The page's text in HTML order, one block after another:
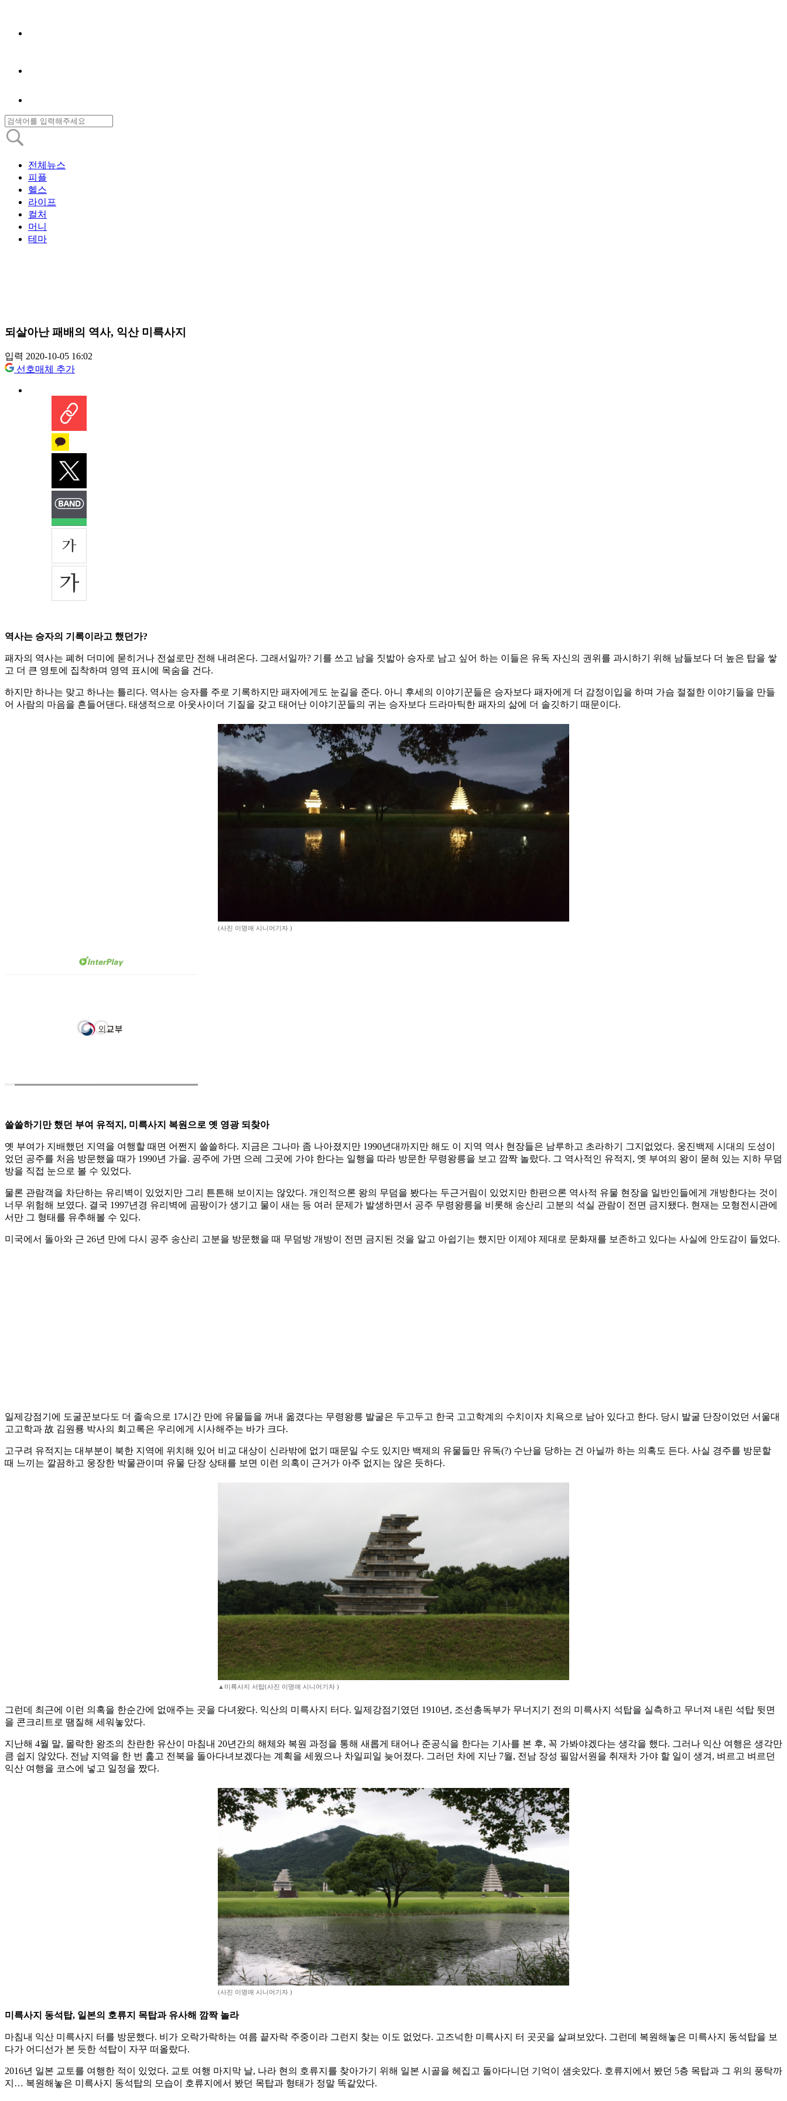
전체뉴스
피플
헬스
라이프
컬처
머니
테마
되살아난 패배의 역사, 익산 미륵사지
입력 2020-10-05 16:02
선호매체 추가
역사는 승자의 기록이라고 했던가?
패자의 역사는 폐허 더미에 묻히거나 전설로만 전해 내려온다. 그래서일까? 기를 쓰고 남을 짓밟아 승자로 남고 싶어 하는 이들은 유독 자신의 권위를 과시하기 위해 남들보다 더 높은 탑을 쌓
고 더 큰 영토에 집착하며 영역 표시에 목숨을 건다.
하지만 하나는 맞고 하나는 틀리다. 역사는 승자를 주로 기록하지만 패자에게도 눈길을 준다. 아니 후세의 이야기꾼들은 승자보다 패자에게 더 감정이입을 하며 가슴 절절한 이야기들을 만들
어 사람의 마음을 흔들어댄다. 태생적으로 아웃사이더 기질을 갖고 태어난 이야기꾼들의 귀는 승자보다 드라마틱한 패자의 삶에 더 솔깃하기 때문이다.
(사진 이명애 시니어기자 )
쓸쓸하기만 했던 부여 유적지, 미륵사지 복원으로 옛 영광 되찾아
옛 부여가 지배했던 지역을 여행할 때면 어쩐지 쓸쓸하다. 지금은 그나마 좀 나아졌지만 1990년대까지만 해도 이 지역 역사 현장들은 남루하고 초라하기 그지없었다. 웅진백제 시대의 도성이
었던 공주를 처음 방문했을 때가 1990년 가을. 공주에 가면 으레 그곳에 가야 한다는 일행을 따라 방문한 무령왕릉을 보고 깜짝 놀랐다. 그 역사적인 유적지, 옛 부여의 왕이 묻혀 있는 지하 무덤
방을 직접 눈으로 볼 수 있었다.
물론 관람객을 차단하는 유리벽이 있었지만 그리 튼튼해 보이지는 않았다. 개인적으론 왕의 무덤을 봤다는 두근거림이 있었지만 한편으론 역사적 유물 현장을 일반인들에게 개방한다는 것이
너무 위험해 보였다. 결국 1997년경 유리벽에 곰팡이가 생기고 물이 새는 등 여러 문제가 발생하면서 공주 무령왕릉을 비롯해 송산리 고분의 석실 관람이 전면 금지됐다. 현재는 모형전시관에
서만 그 형태를 유추해볼 수 있다.
미국에서 돌아와 근 26년 만에 다시 공주 송산리 고분을 방문했을 때 무덤방 개방이 전면 금지된 것을 알고 아쉽기는 했지만 이제야 제대로 문화재를 보존하고 있다는 사실에 안도감이 들었다.
일제강점기에 도굴꾼보다도 더 졸속으로 17시간 만에 유물들을 꺼내 옮겼다는 무령왕릉 발굴은 두고두고 한국 고고학계의 수치이자 치욕으로 남아 있다고 한다. 당시 발굴 단장이었던 서울대
고고학과 故 김원룡 박사의 회고록은 우리에게 시사해주는 바가 크다.
고구려 유적지는 대부분이 북한 지역에 위치해 있어 비교 대상이 신라밖에 없기 때문일 수도 있지만 백제의 유물들만 유독(?) 수난을 당하는 건 아닐까 하는 의혹도 든다. 사실 경주를 방문할
때 느끼는 깔끔하고 웅장한 박물관이며 유물 단장 상태를 보면 이런 의혹이 근거가 아주 없지는 않은 듯하다.
▲미륵사지 서탑(사진 이명애 시니어기자 )
그런데 최근에 이런 의혹을 한순간에 없애주는 곳을 다녀왔다. 익산의 미륵사지 터다. 일제강점기였던 1910년, 조선총독부가 무너지기 전의 미륵사지 석탑을 실측하고 무너져 내린 석탑 뒷면
을 콘크리트로 땜질해 세워놓았다.
지난해 4월 말, 몰락한 왕조의 찬란한 유산이 마침내 20년간의 해체와 복원 과정을 통해 새롭게 태어나 준공식을 한다는 기사를 본 후, 꼭 가봐야겠다는 생각을 했다. 그러나 익산 여행은 생각만
큼 쉽지 않았다. 전남 지역을 한 번 훑고 전북을 돌아다녀보겠다는 계획을 세웠으나 차일피일 늦어졌다. 그러던 차에 지난 7월, 전남 장성 필암서원을 취재차 가야 할 일이 생겨, 벼르고 벼르던
익산 여행을 코스에 넣고 일정을 짰다.
(사진 이명애 시니어기자 )
미륵사지 동석탑, 일본의 호류지 목탑과 유사해 깜짝 놀라
마침내 익산 미륵사지 터를 방문했다. 비가 오락가락하는 여름 끝자락 주중이라 그런지 찾는 이도 없었다. 고즈넉한 미륵사지 터 곳곳을 살펴보았다. 그런데 복원해놓은 미륵사지 동석탑을 보
다가 어디선가 본 듯한 석탑이 자꾸 떠올랐다.
2016년 일본 교토를 여행한 적이 있었다. 교토 여행 마지막 날, 나라 현의 호류지를 찾아가기 위해 일본 시골을 헤집고 돌아다니던 기억이 샘솟았다. 호류지에서 봤던 5층 목탑과 그 위의 풍탁까
지… 복원해놓은 미륵사지 동석탑의 모습이 호류지에서 봤던 목탑과 형태가 정말 똑같았다.